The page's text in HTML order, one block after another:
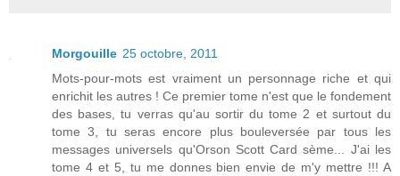
Morgouille 25 octobre, 2011
Mots-pour-mots est vraiment un personnage riche et qui
enrichit les autres ! Ce premier tome n'est que le fondement
des bases, tu verras qu'au sortir du tome 2 et surtout du
tome 3, tu seras encore plus bouleversée par tous les
messages universels qu'Orson Scott Card sème... J'ai les
tome 4 et 5, tu me donnes bien envie de m'y mettre !!! A